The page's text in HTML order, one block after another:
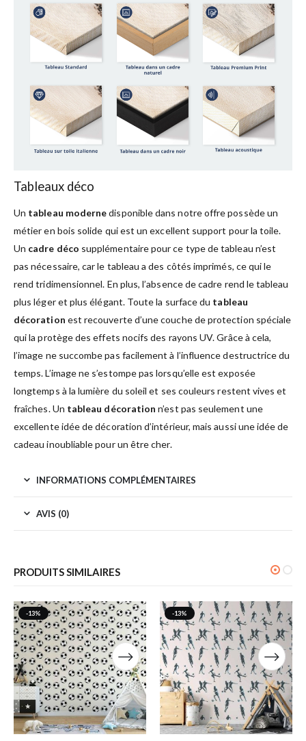
Tableaux déco
Un tableau modernedisponible dans notre offre possède un
métier en bois solide qui est un excellent support pour la toile.
Un cadre déco supplémentaire pour ce type de tableau n’est
pas nécessaire, car le tableau a des côtés imprimés, ce qui le
rend tridimensionnel. En plus, l’absence de cadre rend le tableau
plus léger et plus élégant. Toute la surface du tableau
décoration est recouverte d’une couche de protection spéciale
qui la protège des effets nocifs des rayons UV. Grâce à cela,
l’image ne succombe pas facilement à l’influence destructrice du
temps. L’image ne s’estompe pas lorsqu’elle est exposée
longtemps à la lumière du soleil et ses couleurs restent vives et
fraîches. Un tableau décoration n’est pas seulement une
excellente idée de décoration d’intérieur, mais aussi une idée de
cadeau inoubliable pour un être cher.
INFORMATIONS COMPLÉMENTAIRES
AVIS (0)
PRODUITS SIMILAIRES
-13% -13%